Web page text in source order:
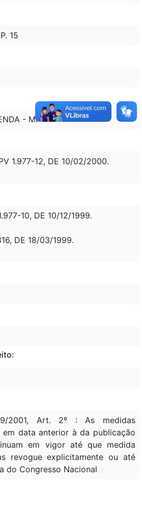
15
- MF
1.977-12, DE 10/02/2000.
10, DE 10/12/1999.
DE 18/03/1999.
2001, Art. 2º : As medidas
em data anterior à da publicação
em vigor até que medida
revogue explicitamente ou até
do Congresso Nacional